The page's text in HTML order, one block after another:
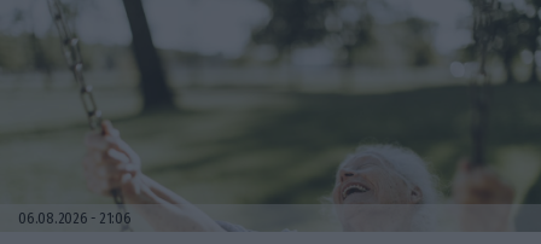
06.08.2026 21:06